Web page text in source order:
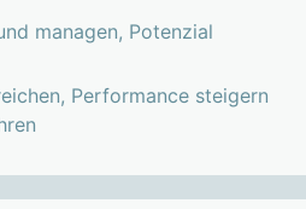
managen, Potenzial
Performance steigern